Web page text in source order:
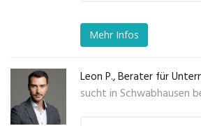
Mehr Infos
Leon P., Berater für
sucht in Schwabhausen